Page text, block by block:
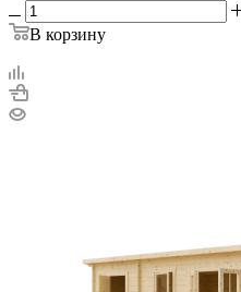
В корзину